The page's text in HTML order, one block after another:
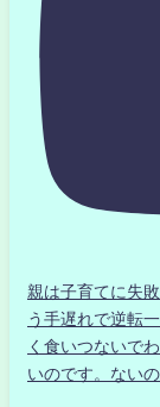
親は子育てに失
う手遅れで逆転
く食いつないで
いのです。ないの